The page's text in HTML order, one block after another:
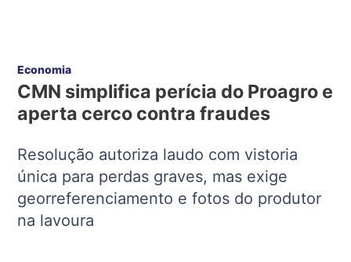
Economia
CMN simplifica perícia do Proagro e
aperta cerco contra fraudes
Resolução autoriza laudo com vistoria
única para perdas graves, mas exige
georreferenciamento e fotos do produtor
na lavoura